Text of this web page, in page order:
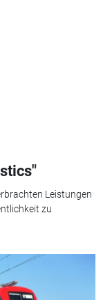
Leistungen
zu